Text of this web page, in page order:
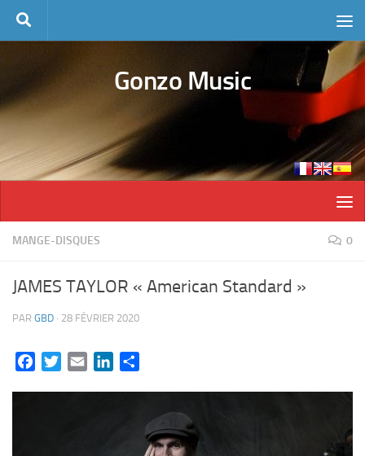
Skip to content
Gonzo Music
MANGE-DISQUES 0
JAMES TAYLOR « American Standard »
PAR GBD · 28 FÉVRIER 2020
FacebookTwitterEmail LinkedIn